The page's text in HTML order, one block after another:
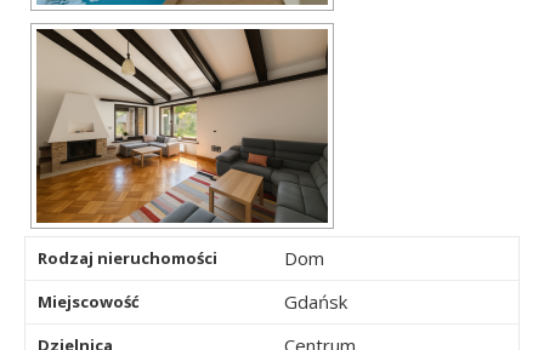
Rodzaj nieruchomości Dom
Miejscowość Gdańsk
Dzielnica